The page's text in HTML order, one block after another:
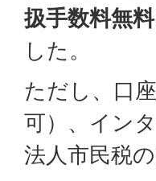
扱手数料無料
した。
ただし、口
可）、イン
法人市民税